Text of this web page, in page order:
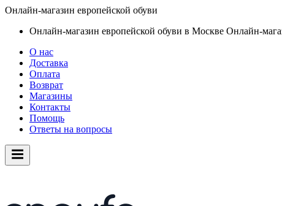
Онлайн-магазин европейской обуви
Онлайн-магазин европейской обуви в Москве Онлайн-
О нас
Доставка
Оплата
Возврат
Магазины
Контакты
Помощь
Ответы на вопросы